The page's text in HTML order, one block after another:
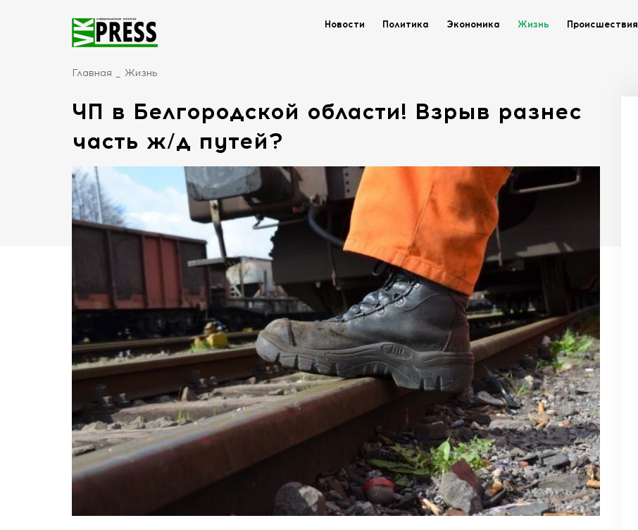
Новости Политика Экономика Жизнь Происшествия
Главная Жизнь
ЧП в Белгородской области! Взрыв разнес
часть ж/д путей?